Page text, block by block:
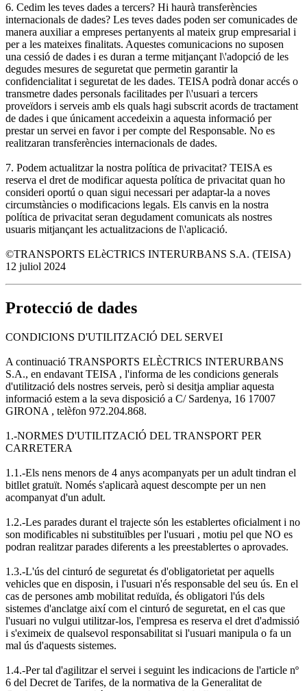
6. Cedim les teves dades a tercers? Hi haurà transferències
internacionals de dades? Les teves dades poden ser comunicades de
manera auxiliar a empreses pertanyents al mateix grup empresarial i
per a les mateixes finalitats. Aquestes comunicacions no suposen
una cessió de dades i es duran a terme mitjançant l\'adopció de les
degudes mesures de seguretat que permetin garantir la
confidencialitat i seguretat de les dades. TEISA podrà donar accés o
transmetre dades personals facilitades per l\'usuari a tercers
proveïdors i serveis amb els quals hagi subscrit acords de tractament
de dades i que únicament accedeixin a aquesta informació per
prestar un servei en favor i per compte del Responsable. No es
realitzaran transferències internacionals de dades.
7. Podem actualitzar la nostra política de privacitat? TEISA es
reserva el dret de modificar aquesta política de privacitat quan ho
consideri oportú o quan sigui necessari per adaptar-la a noves
circumstàncies o modificacions legals. Els canvis en la nostra
política de privacitat seran degudament comunicats als nostres
usuaris mitjançant les actualitzacions de l\'aplicació.
©TRANSPORTS ELèCTRICS INTERURBANS S.A. (TEISA)
12 juliol 2024
Protecció de dades
CONDICIONS D'UTILITZACIÓ DEL SERVEI
A continuació TRANSPORTS ELÈCTRICS INTERURBANS
S.A., en endavant TEISA , l'informa de les condicions generals
d'utilització dels nostres serveis, però si desitja ampliar aquesta
informació estem a la seva disposició a C/ Sardenya, 16 17007
GIRONA , telèfon 972.204.868.
1.-NORMES D'UTILITZACIÓ DEL TRANSPORT PER
CARRETERA
1.1.-Els nens menors de 4 anys acompanyats per un adult tindran el
bitllet gratuït. Només s'aplicarà aquest descompte per un nen
acompanyat d'un adult.
1.2.-Les parades durant el trajecte són les establertes oficialment i no
son modificables ni substituïbles per l'usuari , motiu pel que NO es
podran realitzar parades diferents a les preestablertes o aprovades.
1.3.-L'ús del cinturó de seguretat és d'obligatorietat per aquells
vehicles que en disposin, i l'usuari n'és responsable del seu ús. En el
cas de persones amb mobilitat reduïda, és obligatori l'ús dels
sistemes d'anclatge així com el cinturó de seguretat, en el cas que
l'usuari no vulgui utilitzar-los, l'empresa es reserva el dret d'admissió
i s'eximeix de qualsevol responsabilitat si l'usuari manipula o fa un
mal ús d'aquests sistemes.
1.4.-Per tal d'agilitzar el servei i seguint les indicacions de l'article nº
6 del Decret de Tarifes, de la normativa de la Generalitat de